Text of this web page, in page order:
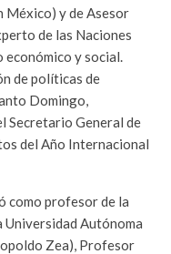
México) y de Asesor
de las Naciones
económico y social.
de políticas de
Domingo,
Secretario General de
del Año Internacional
como profesor de la
Universidad Autónoma
Zea), Profesor